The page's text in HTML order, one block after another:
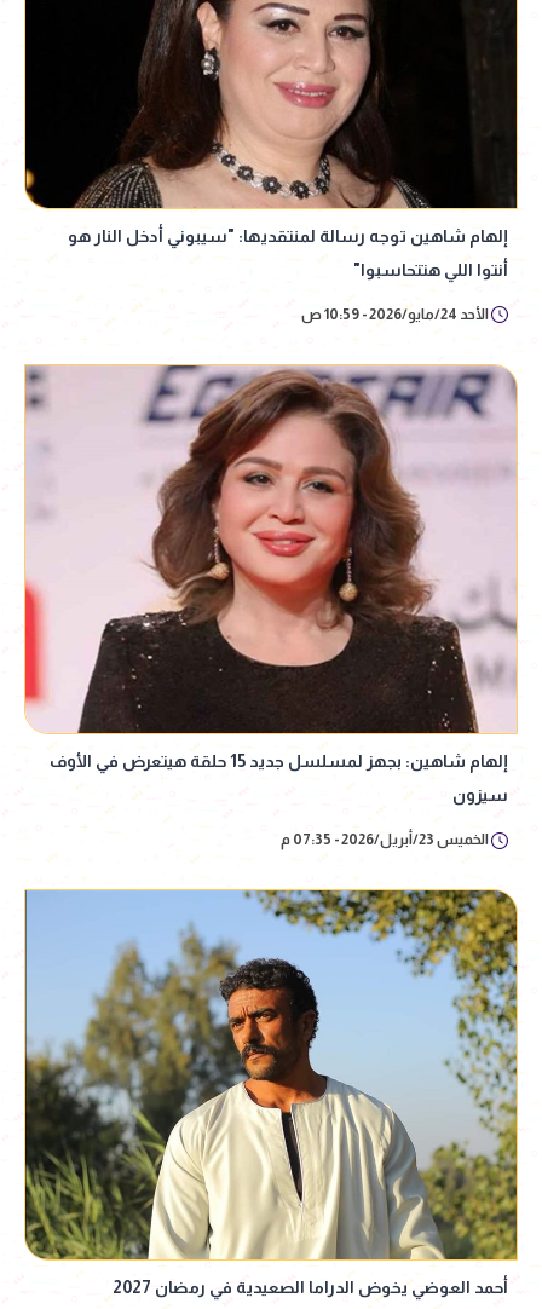
إلهام شاهين توجه رسالة لمنتقديها: "سيبوني أدخل النار هو
أنتوا اللي هتتحاسبوا"
الأحد 24/مايو/2026 - 10:59 ص
إلهام شاهين: بجهز لمسلسل جديد 15 حلقة هيتعرض في الأوف
سيزون
الخميس 23/أبريل/2026 - 07:35 م
أحمد العوضي يخوض الدراما الصعيدية في رمضان 2027